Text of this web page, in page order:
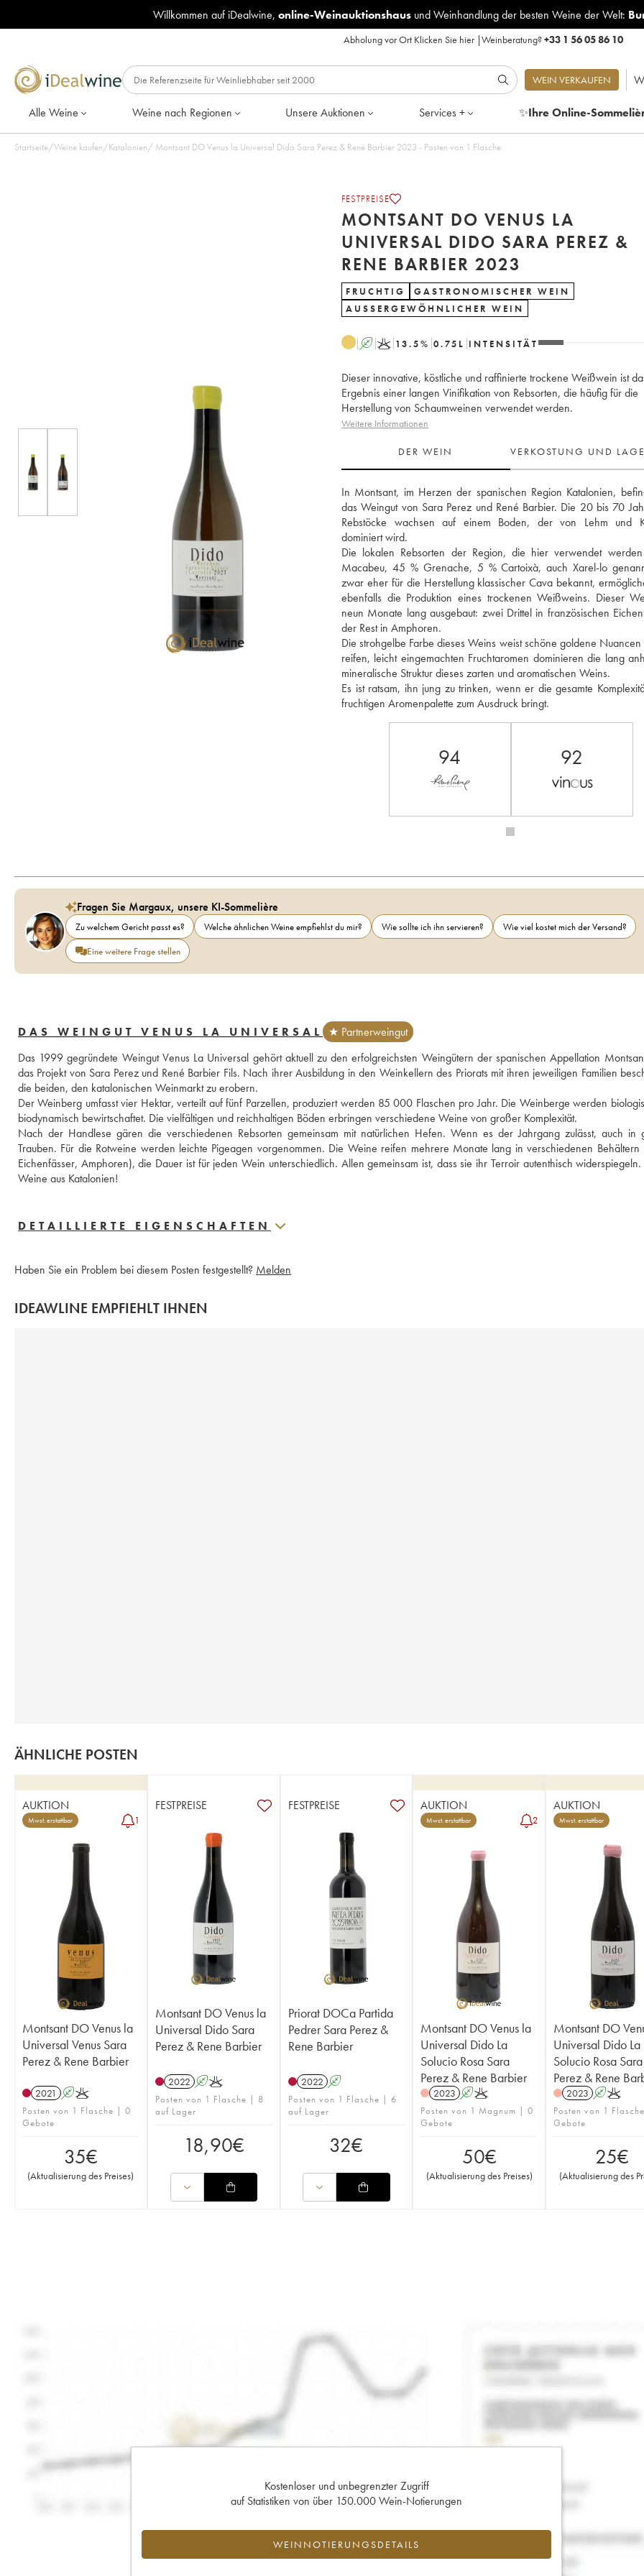
Willkommen auf iDealwine, online-Weinauktionshausund Weinhandlung der besten Weine der Welt:
Abholung vor Ort Klicken Sie hier|Weinberatung?+33 1 56 05 86 10
WEIN VERKAUFEN
Alle Weine Weine nach Regionen Unsere Auktionen Services + ✨Ihre Online-
Startseite/Weine kaufen/Katalonien/ Montsant DO Venus la Universal Dido Sara Perez & Rene Barbier 2023 - Posten von 1 Flasche
FESTPREISE
MONTSANT DO VENUS LA
UNIVERSAL DIDO SARA PEREZ &
RENE BARBIER 2023
FRUCHTIG
GASTRONOMISCHER WEIN
AUSSERGEWÖHNLICHER WEIN
A K 13.5% 0.75 L INTENSITÄT
Dieser innovative, köstliche und raffinierte trockene Weißwein ist
Ergebnis einer langen Vinifikation von Rebsorten, die häufig für die
Herstellung von Schaumweinen verwendet werden.
Weitere Informationen
DER WEIN VERKOSTUNG UND
In Montsant, im Herzen der spanischen Region Katalonien,
das Weingut von Sara Perez und René Barbier. Die 20 bis 70
Rebstöcke wachsen auf einem Boden, der von Lehm und
dominiert wird.
Die lokalen Rebsorten der Region, die hier verwendet
Macabeu, 45 % Grenache, 5 % Cartoixà, auch Xarel-lo
zwar eher für die Herstellung klassischer Cava bekannt,
ebenfalls die Produktion eines trockenen Weißweins. Dieser
neun Monate lang ausgebaut: zwei Drittel in französischen
der Rest in Amphoren.
Die strohgelbe Farbe dieses Weins weist schöne goldene
reifen, leicht eingemachten Fruchtaromen dominieren die lang
mineralische Struktur dieses zarten und aromatischen Weins.
Es ist ratsam, ihn jung zu trinken, wenn er die gesamte
fruchtigen Aromenpalette zum Ausdruck bringt.
94 92
Fragen Sie Margaux, unsere KI-Sommelière
Zu welchem Gericht passt es? Welche ähnlichen Weine empfiehlst du mir? Wie sollte ich ihn servieren?
Wie viel kostet mich der Versand?
Eine weitere Frage stellen
DAS WEINGUT VENUS LA UNIVERSAL
★ Partnerweingut
Das 1999 gegründete Weingut Venus La Universal gehört aktuell zu den erfolgreichsten Weingütern der spanischen Appellation
das Projekt von Sara Perez und René Barbier Fils. Nach ihrer Ausbildung in den Weinkellern des Priorats mit ihren jeweiligen Familien
die beiden, den katalonischen Weinmarkt zu erobern.
Der Weinberg umfasst vier Hektar, verteilt auf fünf Parzellen, produziert werden 85 000 Flaschen pro Jahr. Die Weinberge werden
biodynamisch bewirtschaftet. Die vielfältigen und reichhaltigen Böden erbringen verschiedene Weine von großer Komplexität.
Nach der Handlese gären die verschiedenen Rebsorten gemeinsam mit natürlichen Hefen. Wenn es der Jahrgang zulässt, auch in
Trauben. Für die Rotweine werden leichte Pigeagen vorgenommen. Die Weine reifen mehrere Monate lang in verschiedenen Behältern
Eichenfässer, Amphoren), die Dauer ist für jeden Wein unterschiedlich. Allen gemeinsam ist, dass sie ihr Terroir autenthisch
Weine aus Katalonien!
DETAILLIERTE EIGENSCHAFTEN
Haben Sie ein Problem bei diesem Posten festgestellt? Melden
IDEAWLINE EMPFIEHLT IHNEN
ÄHNLICHE POSTEN
AUKTION
Mwst. erstattbar 1
Montsant DO Venus la
Universal Venus Sara
Perez & Rene Barbier
2021 AK
Posten von 1 Flasche | 0
Gebote
35€
(Aktualisierung des Preises)
FESTPREISE
Montsant DO Venus la
Universal Dido Sara
Perez & Rene Barbier
2022 AK
Posten von 1 Flasche | 8
auf Lager
18,90€
FESTPREISE
Priorat DOCa Partida
Pedrer Sara Perez &
Rene Barbier
2022 A
Posten von 1 Flasche | 6
auf Lager
32€
AUKTION
Mwst. erstattbar 2
Montsant DO Venus la
Universal Dido La
Solucio Rosa Sara
Perez & Rene Barbier
2023 AK
Posten von 1 Magnum | 0
Gebote
50€
(Aktualisierung des Preises)
AUKTION
Mwst. erstattbar
Montsant DO
Universal Dido La
Solucio Rosa Sara
Perez & Rene
2023 AK
Posten von 1
Gebote
25€
(Aktualisierung des
Kostenloser und unbegrenzter Zugriff
auf Statistiken von über 150.000 Wein-Notierungen
WEINNOTIERUNGSDETAILS